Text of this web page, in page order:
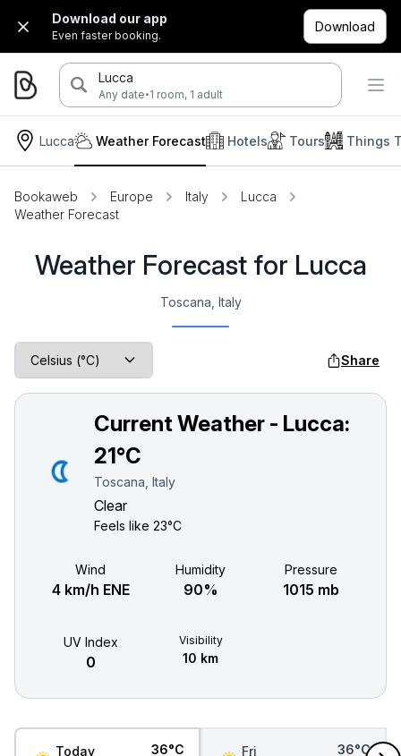
Download our app
Even faster booking.
Download
Lucca
Any date·1 room, 1 adult
Lucca Hotels Tours Things
Weather Forecast
Bookaweb Europe Italy
Lucca
Weather Forecast
Weather Forecast for Lucca
Toscana, Italy
Share
Current Weather - Lucca:
21°C
Toscana, Italy
Clear
Feels like23°C
Wind
4 km/h ENE
Humidity
90%
Pressure
1015 mb
UV Index
0
Visibility
10 km
Today
36°C
Fri
36°C